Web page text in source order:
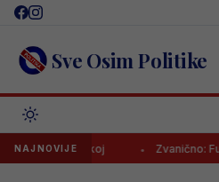
Skip
content Sve Osim Politike
NAJNOVIJE
u Turskoj Zvanično: